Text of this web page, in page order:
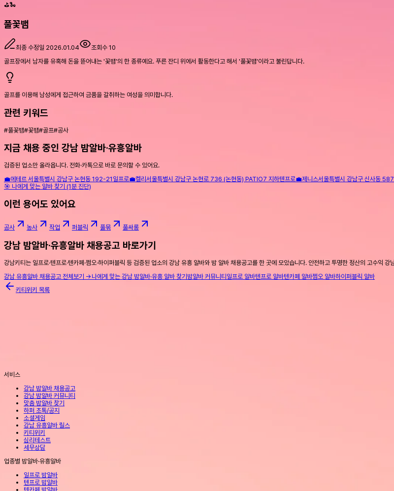
⛳️🐍
풀꽃뱀
최종 수정일 2026.01.04 조회수 10
골프장에서 남자를 유혹해 돈을 뜯어내는 '꽃뱀'의 한 종류예요. 푸른 잔디 위에서 활동한다고 해서 '풀꽃뱀'이라고 불린답니다.
골프를 이용해 남성에게 접근하여 금품을 갈취하는 여성을 의미합니다.
관련 키워드
#풀꽃뱀#꽃뱀#골프#공사
지금 채용 중인 강남 밤알바·유흥알바
검증된 업소만 올라옵니다. 전화·카톡으로 바로 문의할 수 있어요.
💼에테르 서울특별시 강남구 논현동 192-21 일프로💼켈리 서울특별시 강남구 논현로 736 (논현동) PATIO7 지하텐프로💼제니스서울특별시 강남구 신사동
🎯 나에게 맞는 알바 찾기 (1분 진단)
이런 용어도 있어요
공사 농사 작업 퍼블릭 풀묶 풀싸롱
강남 밤알바·유흥알바 채용공고 바로가기
강남키티는 일프로·텐프로·텐카페·쩜오·하이퍼블릭 등 검증된 업소의 강남 유흥 알바와 밤 알바 채용공고를 한 곳에 모았습니다. 안전하고 투명한 정산의 고수익 강
강남 유흥알바 채용공고 전체보기 → 나에게 맞는 강남 밤알바·유흥 알바 찾기밤알바 커뮤니티일프로 알바텐프로 알바텐카페 알바쩜오 알바하이퍼블릭 알바
키티위키 목록
서비스
강남 밤알바 채용공고
강남 밤알바 커뮤니티
맞춤 밤알바 찾기
하퍼 초톡/공지
소셜게임
강남 유흥알바 릴스
키티위키
심리테스트
세무상담
업종별 밤알바·유흥알바
일프로 밤알바
텐프로 밤알바